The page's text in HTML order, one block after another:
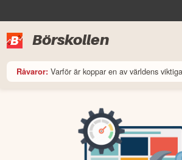
Börskollen
Råvaror: Varför är koppar en av världens